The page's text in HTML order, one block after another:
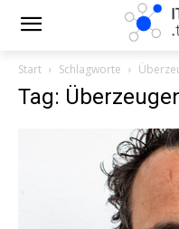
Start Schlagworte
Tag: